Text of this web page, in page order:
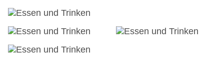
Anzahl der Konferenzräume: 1
Anzahl der Aufzüge: 1
Zimmerservice